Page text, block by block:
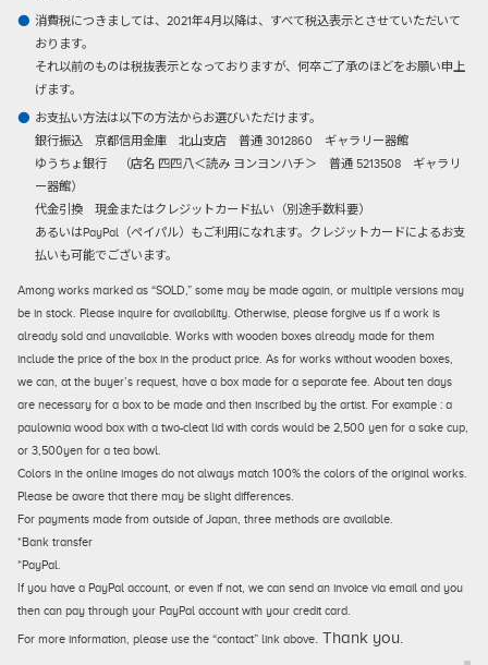
消費税につきましては、2021年4月以降は、すべて税込表示とさせていただいて
おります。
それ以前のものは税抜表示となっておりますが、何卒ご了承のほどをお願い申上
げます。
お支払い方法は以下の方法からお選びいただけます。
銀行振込京都信用金庫 北山支店 普通 3012860 ギャラリー器館
ゆうちょ銀行 （店名 四四八＜読み ヨンヨンハチ＞ 普通 5213508 ギャラリ
ー器館）
代金引換現金またはクレジットカード払い（別途手数料要）
あるいはPayPal（ペイパル）もご利用になれます。クレジットカードによるお支
払いも可能でございます。
Among works marked as “SOLD,” some may be made again, or multiple versions may
be in stock. Please inquire for availability. Otherwise, please forgive us if a work is
already sold and unavailable. Works with wooden boxes already made for them
include the price of the box in the product price. As for works without wooden boxes,
we can, at the buyer’s request, have a box made for a separate fee. About ten days
are necessary for a box to be made and then inscribed by the artist. For example : a
paulownia wood box with a two-cleat lid with cords would be 2,500 yen for a sake cup,
or 3,500yen for a tea bowl.
Colors in the online images do not always match 100% the colors of the original works.
Please be aware that there may be slight differences.
For payments made from outside of Japan, three methods are available.
*Bank transfer
*PayPal.
If you have a PayPal account, or even if not, we can send an invoice via email and you
then can pay through your PayPal account with your credit card.
For more information, please use the “contact” link above. Thank you.